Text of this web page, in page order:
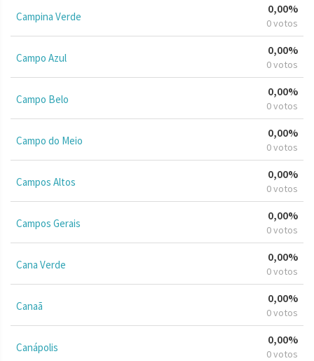
Campina Verde
0,00%
0 votos
Campo Azul
0,00%
0 votos
Campo Belo
0,00%
0 votos
Campo do Meio
0,00%
0 votos
Campos Altos
0,00%
0 votos
Campos Gerais
0,00%
0 votos
Cana Verde
0,00%
0 votos
Canaã
0,00%
0 votos
Canápolis
0,00%
0 votos